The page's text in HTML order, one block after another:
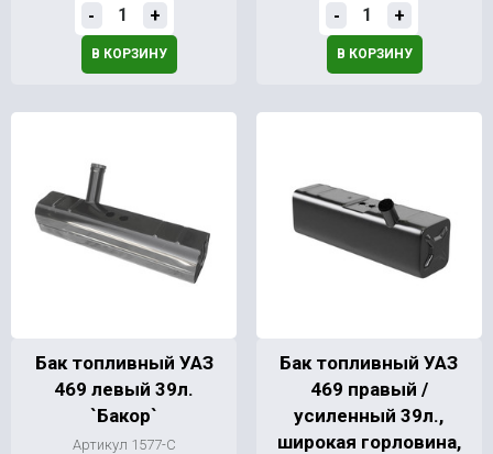
- +
В КОРЗИНУ
- +
В КОРЗИНУ
Бак топливный УАЗ
469 левый 39л.
`Бакор`
Артикул 1577-С
Бак топливный УАЗ
469 правый /
усиленный 39л.,
широкая горловина,